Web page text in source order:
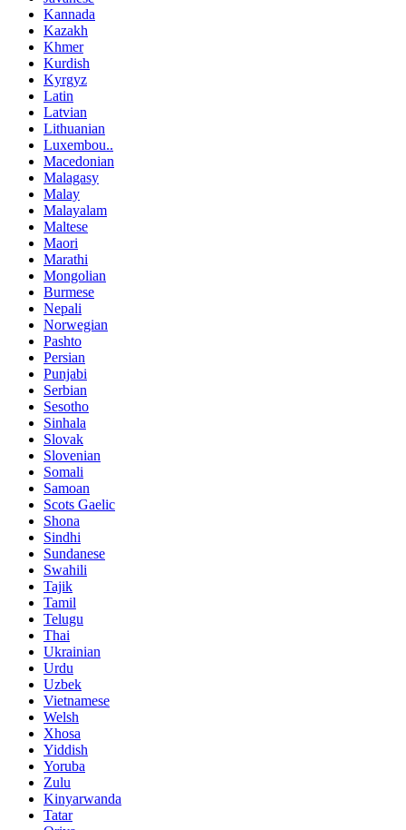
Kannada
Kazakh
Khmer
Kurdish
Kyrgyz
Latin
Latvian
Lithuanian
Luxembou..
Macedonian
Malagasy
Malay
Malayalam
Maltese
Maori
Marathi
Mongolian
Burmese
Nepali
Norwegian
Pashto
Persian
Punjabi
Serbian
Sesotho
Sinhala
Slovak
Slovenian
Somali
Samoan
Scots Gaelic
Shona
Sindhi
Sundanese
Swahili
Tajik
Tamil
Telugu
Thai
Ukrainian
Urdu
Uzbek
Vietnamese
Welsh
Xhosa
Yiddish
Yoruba
Zulu
Kinyarwanda
Tatar